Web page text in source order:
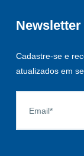
Newsletter
Cadastre-se e
atualizados em